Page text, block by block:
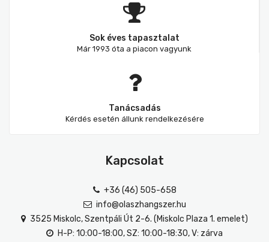
Sok éves tapasztalat
Már 1993 óta a piacon vagyunk
Tanácsadás
Kérdés esetén állunk rendelkezésére
Kapcsolat
+36 (46) 505-658
info@olaszhangszer.hu
3525 Miskolc, Szentpáli Út 2-6. (Miskolc Plaza 1. emelet)
H-P: 10:00-18:00, SZ: 10:00-18:30, V: zárva